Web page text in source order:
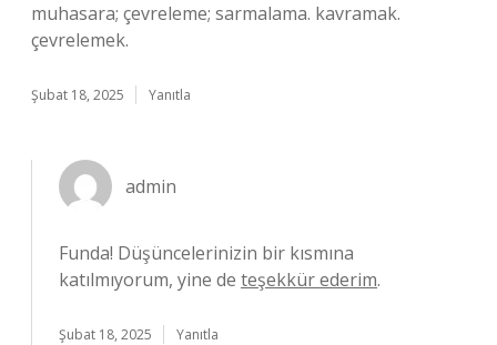
muhasara; çevreleme; sarmalama. kavramak.
çevrelemek.
Şubat 18, 2025 Yanıtla
admin
Funda! Düşüncelerinizin bir kısmına
katılmıyorum, yine de teşekkür ederim.
Şubat 18, 2025 Yanıtla